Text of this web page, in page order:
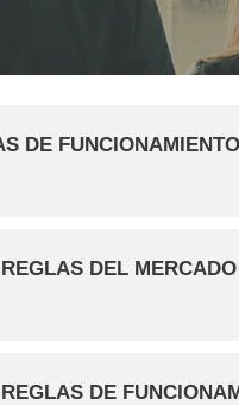
DE
DEL
DE